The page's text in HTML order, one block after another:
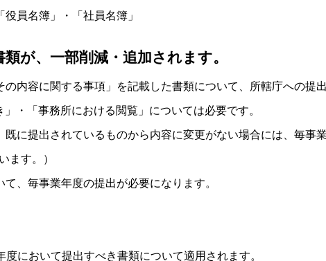
員名簿」・「社員名簿」
が、一部削減・追加されます。
内容に関する事項」を記載した書類について、所轄庁への提出
・「事務所における閲覧」については必要です。
に提出されているものから内容に変更がない場合には、毎事
す。）
、毎事業年度の提出が必要になります。
において提出すべき書類について適用されます。